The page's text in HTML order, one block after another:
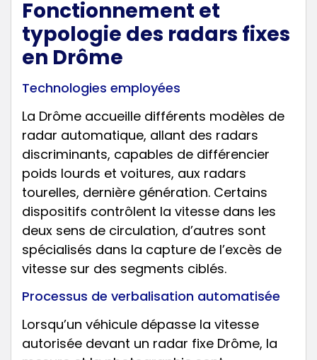
Fonctionnement et
typologie des radars fixes
en Drôme
Technologies employées
La Drôme accueille différents modèles de
radar automatique, allant des radars
discriminants, capables de différencier
poids lourds et voitures, aux radars
tourelles, dernière génération. Certains
dispositifs contrôlent la vitesse dans les
deux sens de circulation, d’autres sont
spécialisés dans la capture de l’excès de
vitesse sur des segments ciblés.
Processus de verbalisation automatisée
Lorsqu’un véhicule dépasse la vitesse
autorisée devant un radar fixe Drôme, la